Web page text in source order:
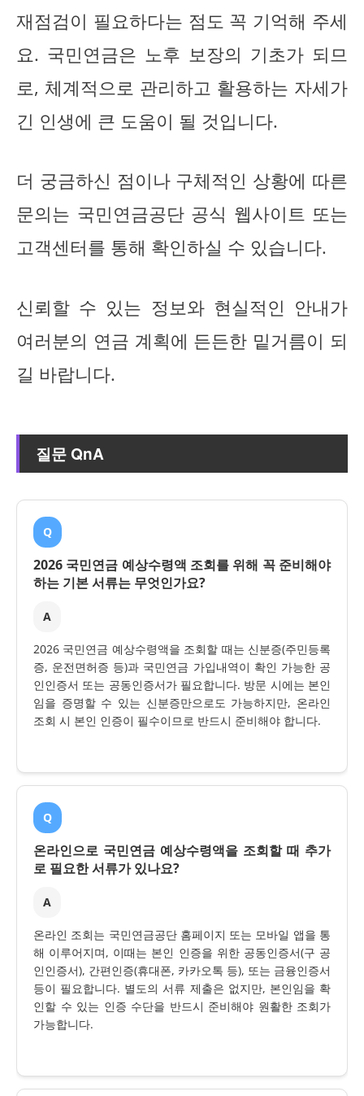
재점검이 필요하다는 점도 꼭 기억해 주세
요. 국민연금은 노후 보장의 기초가 되므
로, 체계적으로 관리하고 활용하는 자세가
긴 인생에 큰 도움이 될 것입니다.
더 궁금하신 점이나 구체적인 상황에 따른
문의는 국민연금공단 공식 웹사이트 또는
고객센터를 통해 확인하실 수 있습니다.
신뢰할 수 있는 정보와 현실적인 안내가
여러분의 연금 계획에 든든한 밑거름이 되
길 바랍니다.
질문 QnA
Q
2026 국민연금 예상수령액 조회를 위해 꼭 준비해야
하는 기본 서류는 무엇인가요?
A
2026 국민연금 예상수령액을 조회할 때는 신분증(주민등록
증, 운전면허증 등)과 국민연금 가입내역이 확인 가능한 공
인인증서 또는 공동인증서가 필요합니다. 방문 시에는 본인
임을 증명할 수 있는 신분증만으로도 가능하지만, 온라인
조회 시 본인 인증이 필수이므로 반드시 준비해야 합니다.
Q
온라인으로 국민연금 예상수령액을 조회할 때 추가
로 필요한 서류가 있나요?
A
온라인 조회는 국민연금공단 홈페이지 또는 모바일 앱을 통
해 이루어지며, 이때는 본인 인증을 위한 공동인증서(구 공
인인증서), 간편인증(휴대폰, 카카오톡 등), 또는 금융인증서
등이 필요합니다. 별도의 서류 제출은 없지만, 본인임을 확
인할 수 있는 인증 수단을 반드시 준비해야 원활한 조회가
가능합니다.